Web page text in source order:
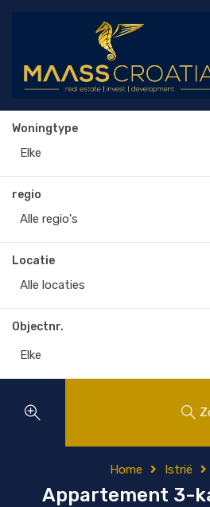
Woningtype
Elke
regio
Alle regio's
Locatie
Alle locaties
Objectnr.
Home Istrië
Appartement 3-